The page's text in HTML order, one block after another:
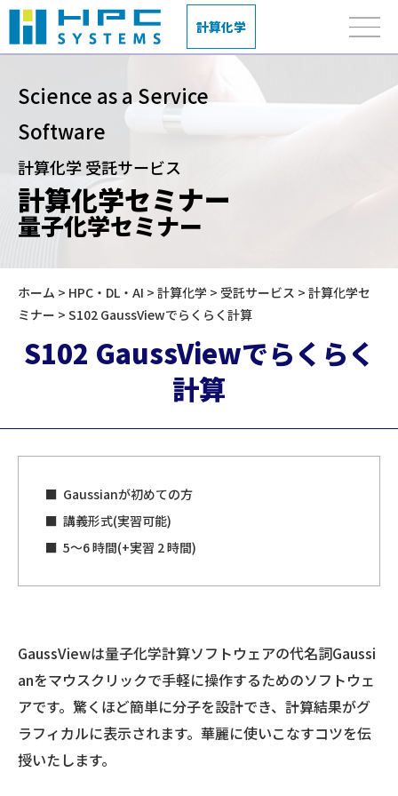
計算化学
Science as a Service
Software
計算化学 受託サービス
計算化学セミナー
量子化学セミナー
ホーム > HPC・DL・AI > 計算化学 > 受託サービス > 計算化学セ
ミナー > S102 GaussViewでらくらく計算
S102 GaussViewでらくらく
計算
Gaussianが初めての方
講義形式(実習可能)
5～6 時間(+実習 2 時間)
GaussViewは量子化学計算ソフトウェアの代名詞Gaussi
anをマウスクリックで手軽に操作するためのソフトウェ
アです。驚くほど簡単に分子を設計でき、計算結果がグ
ラフィカルに表示されます。華麗に使いこなすコツを伝
授いたします。